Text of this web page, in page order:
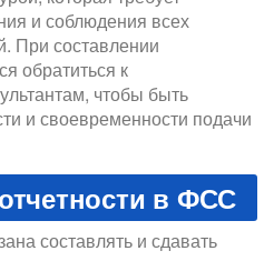
и соблюдения всех
При составлении
обратиться к
чтобы быть
и своевременности подачи
в ФСС
составлять и сдавать